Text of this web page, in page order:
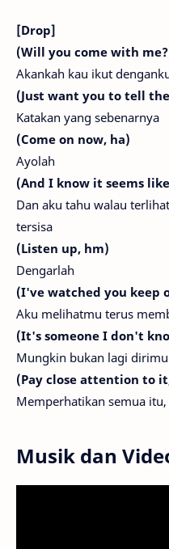
[Drop]
(Will you come with
Akankah kau ikut
(Just want you to tell
Katakan yang sebenarnya
(Come on now, ha)
Ayolah
(And I know it seems
Dan aku tahu walau
tersisa
(Listen up, hm)
Dengarlah
(I've watched you keep
Aku melihatmu terus
(It's someone I don't
Mungkin bukan lagi
(Pay close attention to
Memperhatikan semua itu,
Musik dan